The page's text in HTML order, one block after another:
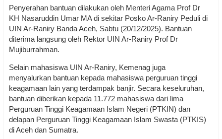
Penyerahan bantuan dilakukan oleh Menteri Agama Prof Dr
KH Nasaruddin Umar MA di sekitar Posko Ar-Raniry Peduli di
UIN Ar-Raniry Banda Aceh, Sabtu (20/12/2025). Bantuan
diterima langsung oleh Rektor UIN Ar-Raniry Prof Dr
Mujiburrahman.
Selain mahasiswa UIN Ar-Raniry, Kemenag juga
menyalurkan bantuan kepada mahasiswa perguruan tinggi
keagamaan lain yang terdampak banjir. Secara keseluruhan,
bantuan diberikan kepada 11.772 mahasiswa dari lima
Perguruan Tinggi Keagamaan Islam Negeri (PTKIN) dan
delapan Perguruan Tinggi Keagamaan Islam Swasta (PTKIS)
di Aceh dan Sumatra.